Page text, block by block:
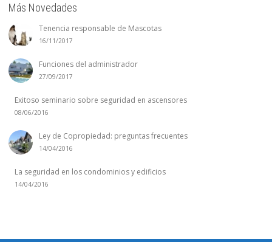
Más Novedades
Tenencia responsable de Mascotas
16/11/2017
Funciones del administrador
27/09/2017
Exitoso seminario sobre seguridad en ascensores
08/06/2016
Ley de Copropiedad: preguntas frecuentes
14/04/2016
La seguridad en los condominios y edificios
14/04/2016